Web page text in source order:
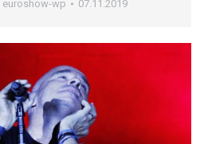
euroshow-wp 07.11.2019